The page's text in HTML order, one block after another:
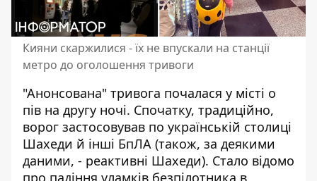
Кияни скаржилися - їх не впускали на станції
метро до оголошення тривоги
"Анонсована" тривога почалася у місті о
пів на другу ночі. Спочатку, традиційно,
ворог застосовував по українській столиці
Шахеди й інші БпЛА (також, за деякими
даними, - реактивні Шахеди). Стало відомо
про падіння уламків безпілотника в